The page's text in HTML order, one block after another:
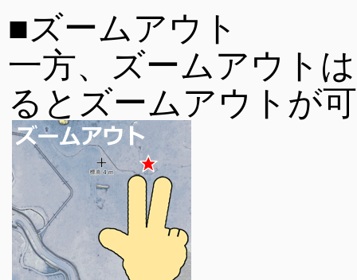
■ズームアウト
一方、ズームアウト
るとズームアウトが